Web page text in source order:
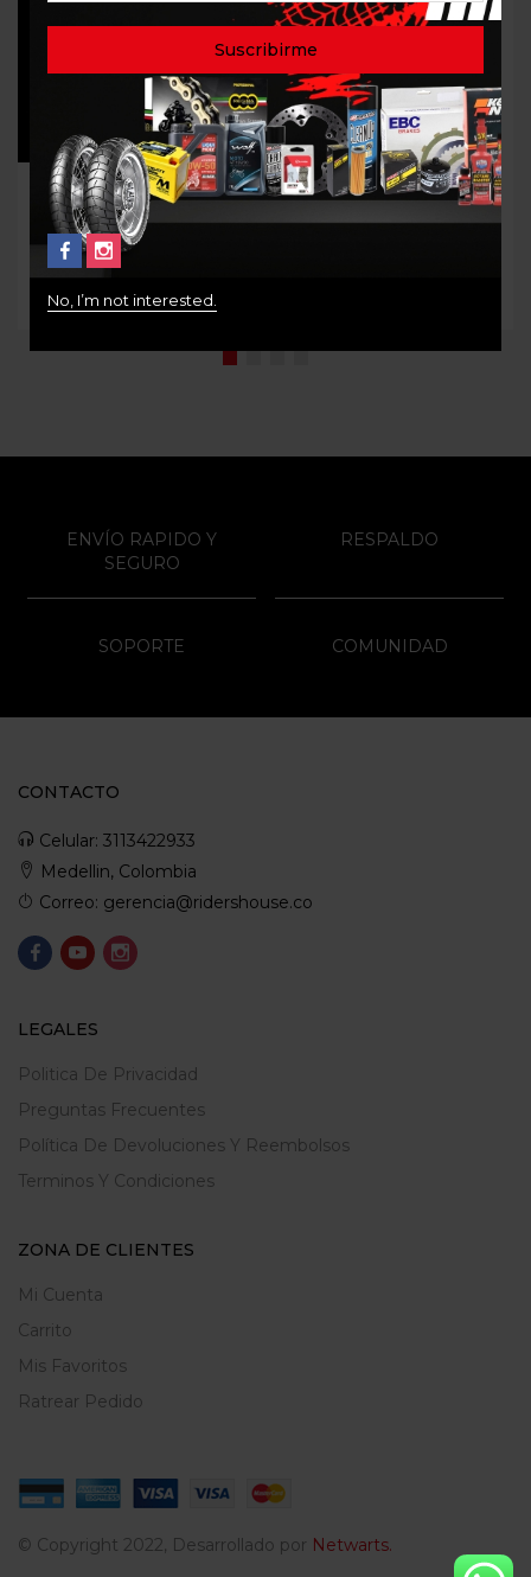
Protector de grips
$35.000
FILTRO ACEITR K&N KN-
No, I’m not interested.
ENVÍO RAPIDO Y
SEGURO
RESPALDO
SOPORTE COMUNIDAD
CONTACTO
Celular: 3113422933
Medellin, Colombia
Correo: gerencia@ridershouse.co
LEGALES
Politica De Privacidad
Preguntas Frecuentes
Política De Devoluciones Y Reembolsos
Terminos Y Condiciones
ZONA DE CLIENTES
Mi Cuenta
Carrito
Mis Favoritos
Ratrear Pedido
© Copyright 2022, Desarrollado por Netwarts.